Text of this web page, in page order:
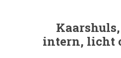
intern, licht